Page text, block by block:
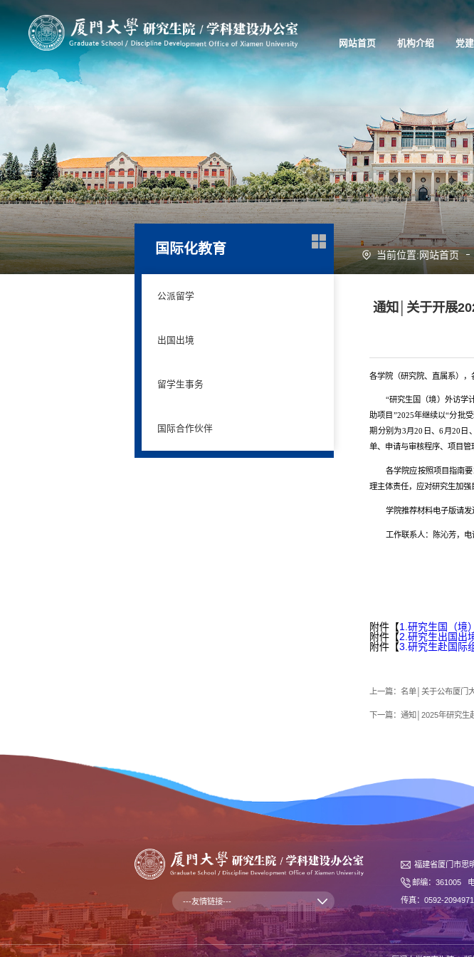
网站首页 机构介绍 党
当前位置:网站首页
国际化教育
公派留学
出国出境
留学生事务
国际合作伙伴
通知│关于开展
各学院（研究院、直属系），
“研究生国（境）外访学
助项目”2025年继续以“分批
期分别为3月20日、6月20日
单、申请与审核程序、项目管
各学院应按照项目指南
理主体责任，应对研究生加强
学院推荐材料电子版请发
工作联系人：陈沁芳，电
附件【1.研究生国（境
附件【2.研究生出国出
附件【3.研究生赴国际
上一篇： 名单│关于公布厦门
下一篇：通知│2025年研究生
---友情链接---
福建省厦门市思
邮编：361005
传真：0592-